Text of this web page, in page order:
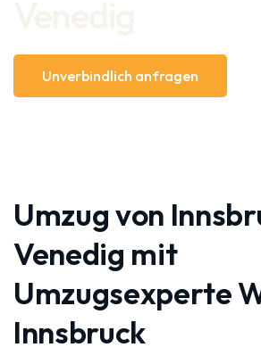
Unverbindlich anfragen
Umzug von
Venedig mit
Umzugsexperte
Innsbruck